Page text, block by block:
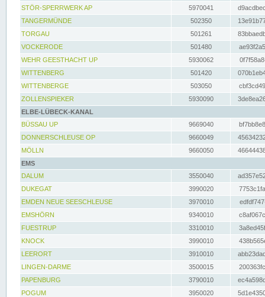
STÖR-SPERRWERK AP 5970041
TANGERMÜNDE
502350
TORGAU
501261
VOCKERODE
501480
WEHR GEESTHACHT UP
5930062
WITTENBERG
501420
WITTENBERGE
503050
ZOLLENSPIEKER
5930090
ELBE-LÜBECK-KANAL
BÜSSAU UP
9669040
DONNERSCHLEUSE OP
9660049
MÖLLN
9660050
EMS
DALUM
3550040
DUKEGAT
3990020
EMDEN NEUE SEESCHLEUSE
3970010
EMSHÖRN
9340010
FUESTRUP
3310010
KNOCK
3990010
LEERORT
3910010
LINGEN-DARME
3500015
PAPENBURG
3790010
POGUM
3950020